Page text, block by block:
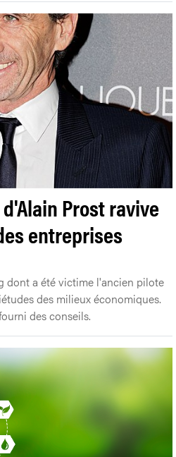
Prost ravive
entreprises
dont a été victime l'ancien pilote
des milieux économiques.
des conseils.